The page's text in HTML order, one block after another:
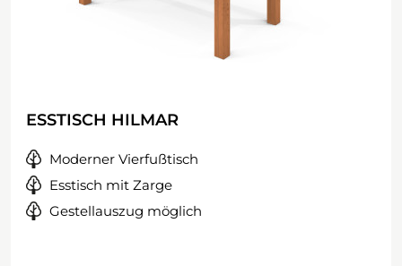
ESSTISCH HILMAR
Moderner Vierfußtisch
Esstisch mit Zarge
Gestellauszug möglich